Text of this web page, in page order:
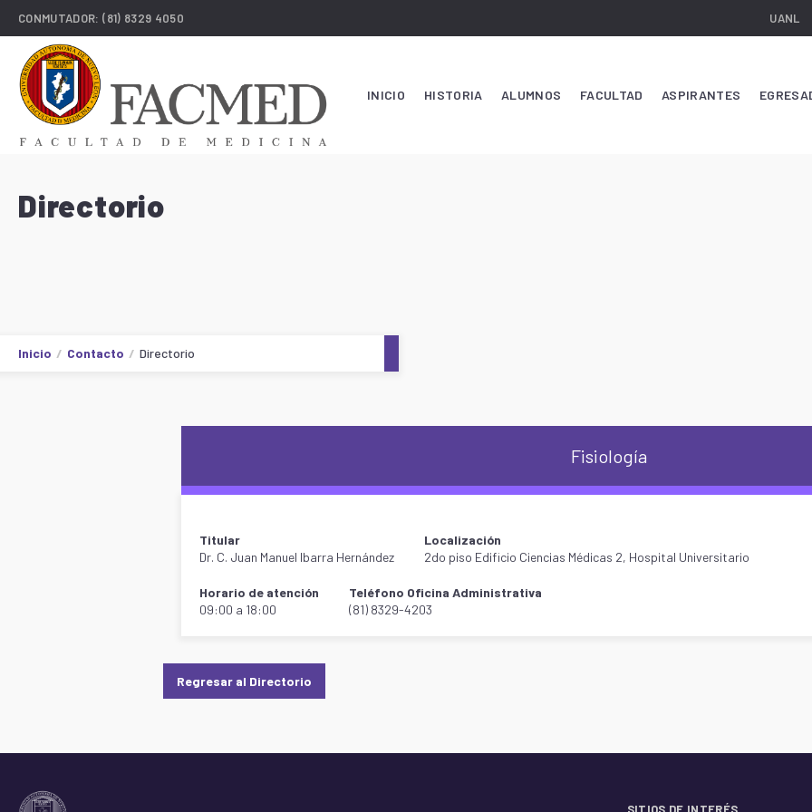
CONMUTADOR:(81) 8329 4050 UANL
INICIO HISTORIA ALUMNOS FACULTAD ASPIRANTES
Directorio
Inicio Contacto Directorio
Fisiología
Titular
Dr. C. Juan Manuel Ibarra Hernández
Localización
2do piso Edificio Ciencias Médicas 2, Hospital Universitario
Horario de atención
09:00 a 18:00
Teléfono Oficina Administrativa
(81) 8329-4203
Regresar al Directorio